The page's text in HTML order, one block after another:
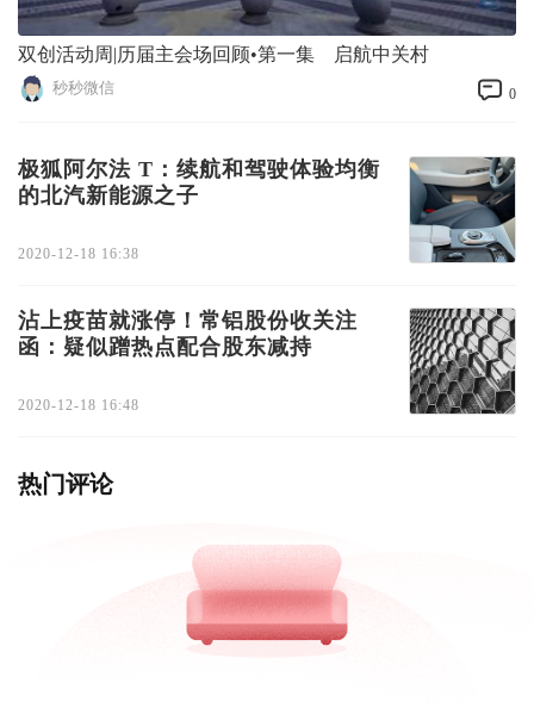
双创活动周|历届主会场回顾•第一集 启航中关村
秒秒微信 0
极狐阿尔法 T：续航和驾驶体验均衡
的北汽新能源之子
2020-12-18 16:38
沾上疫苗就涨停！常铝股份收关注
函：疑似蹭热点配合股东减持
2020-12-18 16:48
热门评论